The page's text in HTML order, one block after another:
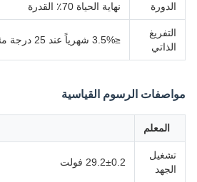
الدورة
نهاية الحياة 70٪ القدرة
التفريغ
الذاتي
≤3.5% شهرياً عند 25 درجة مئوية
مواصفات الرسوم القياسية
المعلم
تشغيل
الجهد
29.2±0.2 فولت